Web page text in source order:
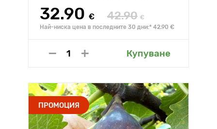
32.90 € 42.90 €
Най-ниска цена в последните 30 дни:* 42.90 €
Купуване
ПРОМОЦИЯ